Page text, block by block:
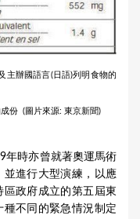
辦國語言(日語)列明食物的
圖片來源: 東京新聞)
年時亦曾就著奧運馬術
進行大型演練，以應
政府成立的第五屆東
不同的緊急情況制定